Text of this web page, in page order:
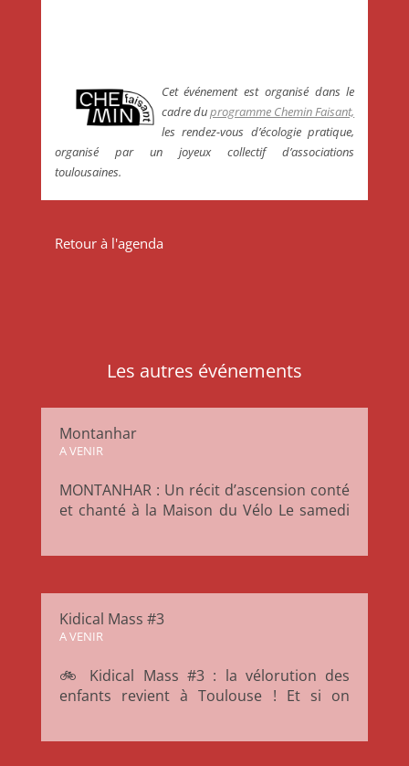
Cet événement est organisé dans le
cadre duprogramme Chemin Faisant,
les rendez-vous d’écologie pratique,
organisé par un joyeux collectif d’associations
toulousaines.
Retour à l'agenda
Les autres événements
Montanhar
A VENIR
MONTANHAR : Un récit d’ascension conté
et chanté à la Maison du Vélo Le samedi
représentation de MONTANHAR, un
spectacle entre récit, chant polyphonique
et quête...
Kidical Mass #3
A VENIR
🚲 Kidical Mass #3 : la vélorution des
enfants revient à Toulouse ! Et si on